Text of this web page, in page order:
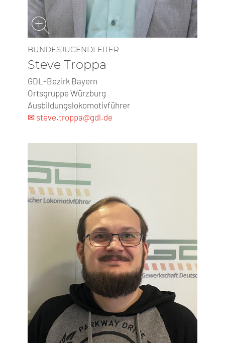
BUNDESJUGENDLEITER
Steve Troppa
GDL-Bezirk Bayern
Ortsgruppe Würzburg
Ausbildungslokomotivführer
✉ steve.troppa@gdl.de